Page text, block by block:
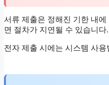
서류 제출은 정해진 기한 내
면 절차가 지연될 수 있습니다.
전자 제출 시에는 시스템 사